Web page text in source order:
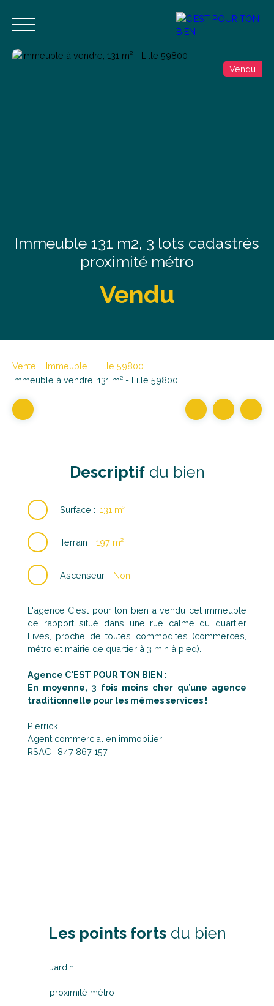
Vendu
Immeuble 131 m2, 3 lots cadastrés
proximité métro
Vendu
Vente Immeuble
Lille 59800
Immeuble à vendre, 131 m² - Lille 59800
Descriptifdu bien
Surface : 131 m²
Terrain : 197 m²
Ascenseur : Non
L'agence C'est pour ton bien a vendu cet immeuble
de rapport situé dans une rue calme du quartier
Fives, proche de toutes commodités (commerces,
métro et mairie de quartier à 3 min à pied).
Agence C'EST POUR TON BIEN :
En moyenne, 3 fois moins cher qu’une agence
traditionnelle pour les mêmes services !
Pierrick
Agent commercial en immobilier
RSAC : 847 867 157
Les points fortsdu bien
Jardin
proximité métro